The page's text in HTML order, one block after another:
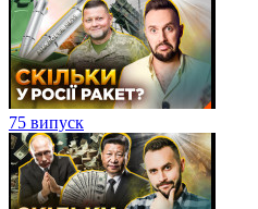
75 випуск